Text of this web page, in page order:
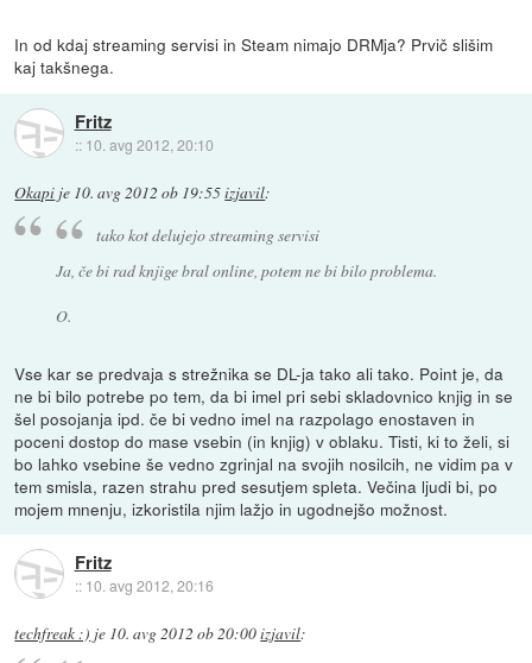
In od kdaj streaming servisi in Steam nimajo DRMja? Prvič slišim
kaj takšnega.
Fritz
:: 10. avg 2012, 20:10
Okapi je 10. avg 2012 ob 19:55izjavil:
tako kot delujejo streaming servisi
Ja, če bi rad knjige bral online, potem ne bi bilo problema.
O.
Vse kar se predvaja s strežnika se DL-ja tako ali tako. Point je, da
ne bi bilo potrebe po tem, da bi imel pri sebi skladovnico knjig in se
šel posojanja ipd. če bi vedno imel na razpolago enostaven in
poceni dostop do mase vsebin (in knjig) v oblaku. Tisti, ki to želi, si
bo lahko vsebine še vedno zgrinjal na svojih nosilcih, ne vidim pa v
tem smisla, razen strahu pred sesutjem spleta. Večina ljudi bi, po
mojem mnenju, izkoristila njim lažjo in ugodnejšo možnost.
Fritz
:: 10. avg 2012, 20:16
techfreak :) je 10. avg 2012 ob 20:00izjavil: